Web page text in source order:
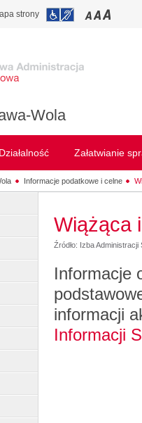
strony
Wola
Działalność Załatwianie
Informacje podatkowe i celne
Wiążąca
Źródło: Izba
Informacje
informacji
Informacji